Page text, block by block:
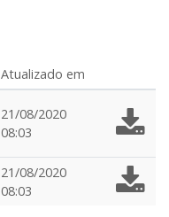
Atualizado em
21/08/2020
08:03
21/08/2020
08:03